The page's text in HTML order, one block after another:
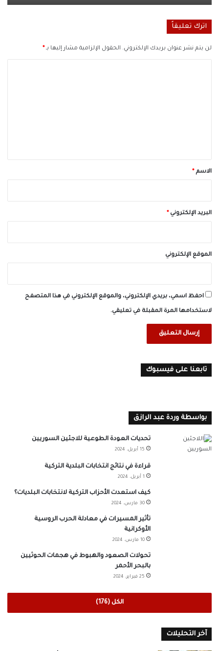
اترك تعليقاً
لن يتم نشر عنوان بريدك الإلكتروني. الحقول الإلزامية مشار إليها بـ*
*الاسم*
البريد الإلكتروني*
الموقع الإلكتروني
احفظ اسمي، بريدي الإلكتروني، والموقع الإلكتروني في هذا المتصفح
لاستخدامها المرة المقبلة في تعليقي.
تابعنا على فيسبوك
بواسطة وردة عبد الرازق
تحديات العودة الطوعية للاجئين السوريين
15 أبريل، 2024
قراءة في نتائج انتخابات البلدية التركية
1 أبريل، 2024
كيف استعدت الأحزاب التركية لانتخابات البلديات؟
30 مارس، 2024
تأثير المسيرات في معادلة الحرب الروسية
الأوكرانية
10 مارس، 2024
تحولات الصعود والهبوط في هجمات الحوثيين
بالبحر الأحمر
25 فبراير، 2024
الكل (176)
آخر التحليلات